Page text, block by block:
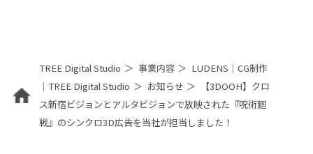
TREE Digital Studio 事業内容
LUDENS｜CG制作
｜TREE Digital Studio
お知らせ
【3DOOH】クロ
ス新宿ビジョンとアルタビジョンで放映された『呪術廻
戦』のシンクロ3D広告を当社が担当しました！